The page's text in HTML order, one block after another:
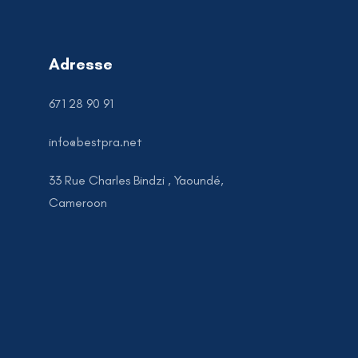
Adresse
671 28 90 91
info@bestpra.net
33 Rue Charles Bindzi , Yaoundé,
Cameroon